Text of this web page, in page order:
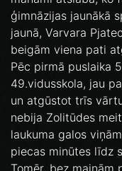
ģimnāzijas jaunākā
jaunā, Varvara
beigām viena pati
Pēc pirmā puslaika
49.vidusskola, jau
un atgūstot trīs
nebija Zolitūdes
laukuma galos
piecas minūtes līdz
Tomēr, bez maiņām